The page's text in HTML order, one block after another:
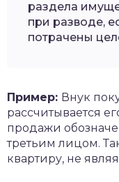
раздела
при разводе,
потрачены
Пример: Внук
рассчитывается
продажи
третьим лицом.
квартиру, не